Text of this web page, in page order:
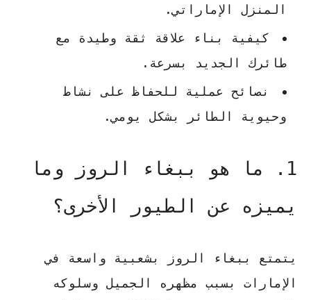
المنزل الإماراتي.
كيفية بناء علاقة ثقة وطيدة مع
طائرك الجديد بسرعة.
نصائح عملية للحفاظ على نشاط
وحيوية الطائر بشكل يومي.
1. ما هو ببغاء الروز وما
يميزه عن الطيور الأخرى؟
يتمتع ببغاء الروز
بشعبية واسعة في
الإمارات بسبب مظهره الجميل وسلوكه